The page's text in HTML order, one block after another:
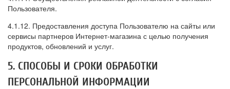
Пользователя.
4.1.12. Предоставления доступа Пользователю на сайты или
сервисы партнеров Интернет-магазина с целью получения
продуктов, обновлений и услуг.
5. СПОСОБЫ И СРОКИ ОБРАБОТКИ
ПЕРСОНАЛЬНОЙ ИНФОРМАЦИИ